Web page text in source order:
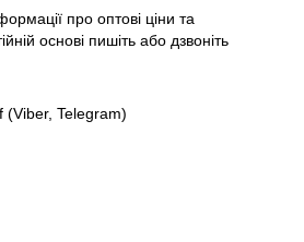
про оптові ціни та
основі пишіть або дзвоніть
(Viber, Telegram)